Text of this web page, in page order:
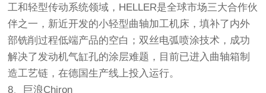
工和轻型传动系统领域，HELLER是全球市场三大合作伙
伴之一，新近开发的小轻型曲轴加工机床，填补了内外
部铣削过程低端产品的空白；双丝电弧喷涂技术，成功
解决了发动机气缸孔的涂层难题，目前已进入曲轴箱制
造工艺链，在德国生产线上投入运行。
8、巨浪Chiron